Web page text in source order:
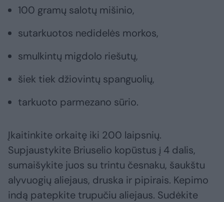
100 gramų salotų mišinio,
sutarkuotos nedidelės morkos,
smulkintų migdolo riešutų,
šiek tiek džiovintų spanguolių,
tarkuoto parmezano sūrio.
Įkaitinkite orkaitę iki 200 laipsnių.
Supjaustykite Briuselio kopūstus į 4 dalis,
sumaišykite juos su trintu česnaku, šaukštu
alyvuogių aliejaus, druska ir pipirais. Kepimo
indą patepkite trupučiu aliejaus. Sudėkite